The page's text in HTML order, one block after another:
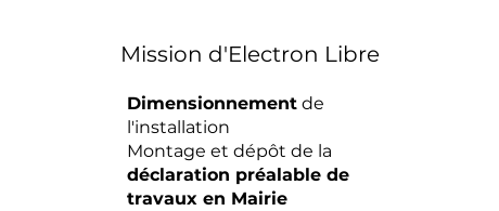
Mission d'Electron Libre
Dimensionnement de
l'installation
Montage et dépôt de la
déclaration préalable de
travaux en Mairie